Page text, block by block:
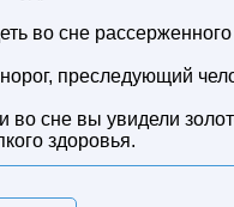
во сне
преследующий
во сне вы увидели
здоровья.